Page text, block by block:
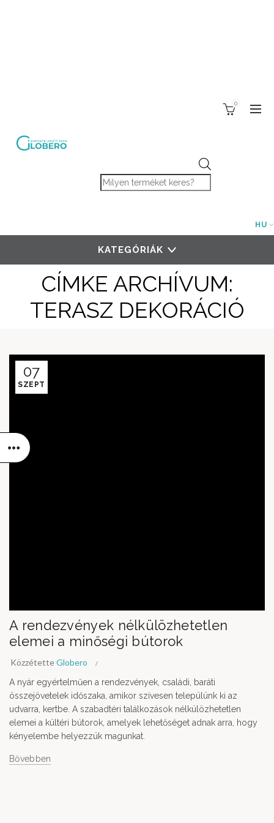
Products search
0
HU
KATEGÓRIÁK
CÍMKE ARCHÍVUM:
TERASZ DEKORÁCIÓ
07
SZEPT
A rendezvények nélkülözhetetlen
elemei a minőségi bútorok
KözzétetteGlobero
A nyár egyértelműen a rendezvények, családi, baráti
összejövetelek időszaka, amikor szívesen települünk ki az
udvarra, kertbe. A szabadtéri találkozások nélkülözhetetlen
elemei a kültéri bútorok, amelyek lehetőséget adnak arra, hogy
kényelembe helyezzük magunkat.
Bővebben